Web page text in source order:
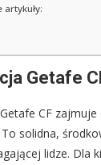
Getafe
CF
solidna,
lidze. Dla